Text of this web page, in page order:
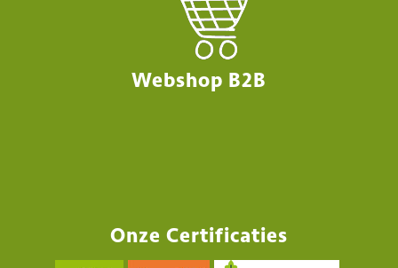
Webshop B2B
Onze Certificaties